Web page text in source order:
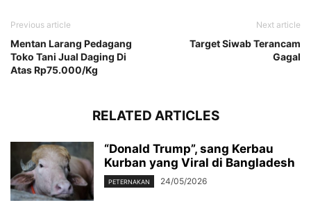
Previous article
Mentan Larang Pedagang
Toko Tani Jual Daging Di
Atas Rp75.000/Kg
Next article
Target Siwab Terancam
Gagal
RELATED ARTICLES
“Donald Trump”, sang Kerbau
Kurban yang Viral di Bangladesh
PETERNAKAN 24/05/2026